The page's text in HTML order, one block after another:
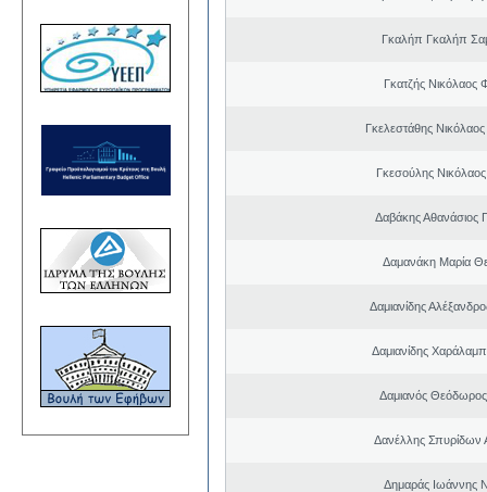
Γκαλήπ Γκαλήπ
Γκατζής Νικόλαος
Γκελεστάθης
Γκεσούλης
Δαβάκης Αθανάσιος
Δαμανάκη Μαρία
Δαμιανίδης
Δαμιανίδης
Δαμιανός
Δανέλλης Σπυρίδων
Δημαράς Ιωάννης